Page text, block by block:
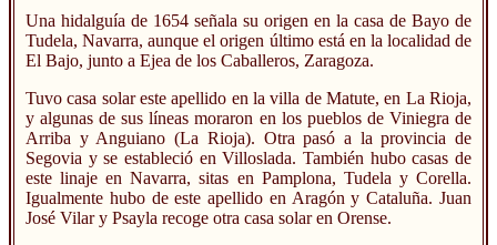
Una hidalguía de 1654 señala su origen en la casa de Bayo de
Tudela, Navarra, aunque el origen último está en la localidad de
El Bajo, junto a Ejea de los Caballeros, Zaragoza.
Tuvo casa solar este apellido en la villa de Matute, en La Rioja,
y algunas de sus líneas moraron en los pueblos de Viniegra de
Arriba y Anguiano (La Rioja). Otra pasó a la provincia de
Segovia y se estableció en Villoslada. También hubo casas de
este linaje en Navarra, sitas en Pamplona, Tudela y Corella.
Igualmente hubo de este apellido en Aragón y Cataluña. Juan
José Vilar y Psayla recoge otra casa solar en Orense.